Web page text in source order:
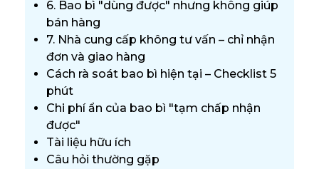
6. Bao bì "dùng được" nhưng không giúp
bán hàng
7. Nhà cung cấp không tư vấn – chỉ nhận
đơn và giao hàng
Cách rà soát bao bì hiện tại – Checklist 5
phút
Chi phí ẩn của bao bì "tạm chấp nhận
được"
Tài liệu hữu ích
Câu hỏi thường gặp